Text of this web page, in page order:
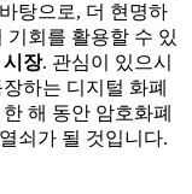
탕으로, 더 현명하
기회를 활용할 수 있
시장. 관심이 있으시
하는 디지털 화폐
해 동안 암호화폐
쇠가 될 것입니다.